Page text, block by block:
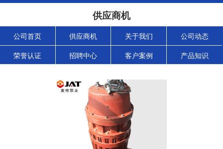
供应商机
公司首页 供应商机 关于我们 公司动态
荣誉认证 招聘中心 客户案例 产品知识